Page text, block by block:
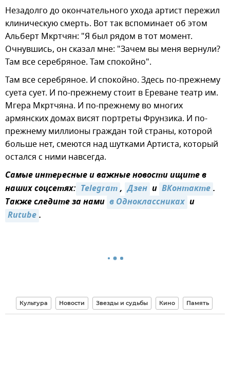
Незадолго до окончательного ухода артист пережил
клиническую смерть. Вот так вспоминает об этом
Альберт Мкртчян: "Я был рядом в тот момент.
Очнувшись, он сказал мне: "Зачем вы меня вернули?
Там все серебряное. Там спокойно".
Там все серебряное. И спокойно. Здесь по-прежнему
суета сует. И по-прежнему стоит в Ереване театр им.
Мгера Мкртчяна. И по-прежнему во многих
армянских домах висят портреты Фрунзика. И по-
прежнему миллионы граждан той страны, которой
больше нет, смеются над шутками Артиста, который
остался с ними навсегда.
Самые интересные и важные новости ищите в
наших соцсетях: Telegram, Дзен и ВКонтакте.
Также следите за нами в Одноклассниках и
Rutube.
Культура Новости Звезды и судьбы Кино Память